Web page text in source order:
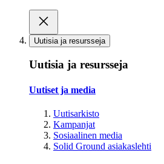
Uutisia ja resursseja
Uutisia ja resursseja
Uutiset ja media
Uutisarkisto
Kampanjat
Sosiaalinen media
Solid Ground asiakaslehti